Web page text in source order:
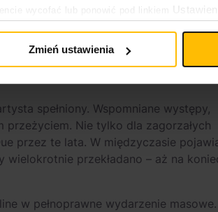
Zmień ustawienia
spełniony. Wspomniane występy,
przeżyciem. Nie tylko dla zagorzałych
przez te lata. W międzyczasie
wielokrotnie przekładano – aż na
w pełnoprawne wydarzenie